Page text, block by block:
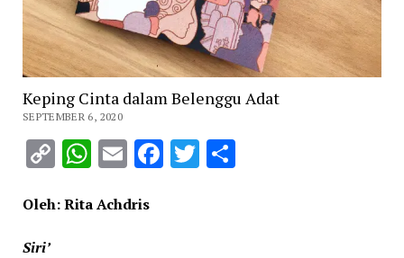
Keping Cinta dalam Belenggu Adat
SEPTEMBER 6, 2020
CopyWhatsApp
EmailFacebook
Twitter
Share
Oleh: Rita Achdris
Siri’